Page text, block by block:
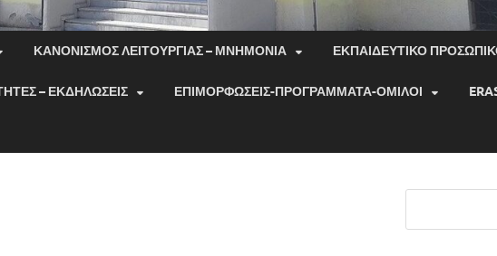
ΚΑΝΟΝΙΣΜΟΣ ΛΕΙΤΟΥΡΓΙΑΣ – ΜΝΗΜΟΝΙΑ ΕΚΠΑΙΔΕΥΤΙΚΟ
– ΕΚΔΗΛΩΣΕΙΣ ΕΠΙΜΟΡΦΩΣΕΙΣ-ΠΡΟΓΡΑΜΜΑΤΑ-ΟΜΙΛΟΙ